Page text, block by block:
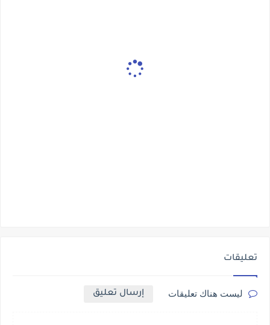
تعليقات
ليست هناك تعليقات إرسال تعليق